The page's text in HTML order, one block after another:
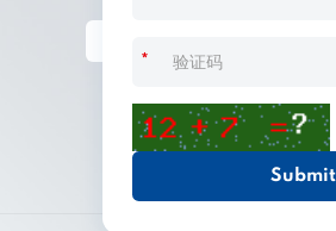
*